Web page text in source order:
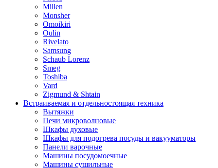
Millen
Monsher
Omoikiri
Oulin
Rivelato
Samsung
Schaub Lorenz
Smeg
Toshiba
Vard
Zigmund & Shtain
Встраиваемая и отдельностоящая техника
Вытяжки
Печи микроволновые
Шкафы духовые
Шкафы для подогрева посуды и вакууматоры
Панели варочные
Машины посудомоечные
Машины сушильные